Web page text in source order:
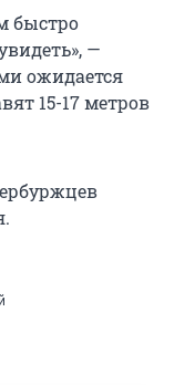
быстро
—
ожидается
15-17 метров